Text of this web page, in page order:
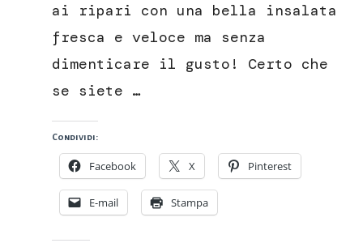
ai ripari con una bella insalata
fresca e veloce ma senza
dimenticare il gusto! Certo che
se siete …
Condividi:
Facebook X Pinterest
E-mail Stampa